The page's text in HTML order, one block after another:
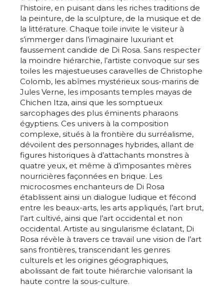
l’histoire, en puisant dans les riches traditions de
la peinture, de la sculpture, de la musique et de
la littérature. Chaque toile invite le visiteur à
s’immerger dans l’imaginaire luxuriant et
faussement candide de Di Rosa. Sans respecter
la moindre hiérarchie, l’artiste convoque sur ses
toiles les majestueuses caravelles de Christophe
Colomb, les abîmes mystérieux sous-marins de
Jules Verne, les imposants temples mayas de
Chichen Itza, ainsi que les somptueux
sarcophages des plus éminents pharaons
égyptiens. Ces univers à la composition
complexe, situés à la frontière du surréalisme,
dévoilent des personnages hybrides, allant de
figures historiques à d’attachants monstres à
quatre yeux, et même à d’imposantes mères
nourricières façonnées en brique. Les
microcosmes enchanteurs de Di Rosa
établissent ainsi un dialogue ludique et fécond
entre les beaux-arts, les arts appliqués, l’art brut,
l’art cultivé, ainsi que l’art occidental et non
occidental. Artiste au singularisme éclatant, Di
Rosa révèle à travers ce travail une vision de l’art
sans frontières, transcendant les genres
culturels et les origines géographiques,
abolissant de fait toute hiérarchie valorisant la
haute contre la sous-culture.